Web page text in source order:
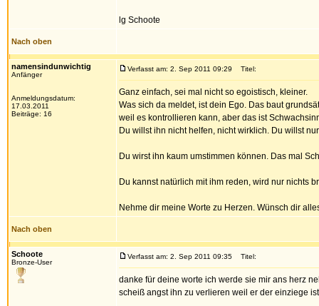
lg Schoote
Nach oben
namensindunwichtig
Anfänger
Anmeldungsdatum:
17.03.2011
Beiträge: 16
Verfasst am: 2. Sep 2011 09:29 Titel:
Ganz einfach, sei mal nicht so egoistisch, kleiner.
Was sich da meldet, ist dein Ego. Das baut
weil es kontrollieren kann, aber das ist
Du willst ihn nicht helfen, nicht wirklich. Du willst
Du wirst ihn kaum umstimmen können. Das mal
Du kannst natürlich mit ihm reden, wird nur nichts
Nehme dir meine Worte zu Herzen. Wünsch dir
Nach oben
Schoote
Bronze-User
Verfasst am: 2. Sep 2011 09:35 Titel:
danke für deine worte ich werde sie mir ans herz
scheiß angst ihn zu verlieren weil er der einziege